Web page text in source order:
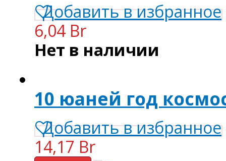
Добавить в избранное
6,04 Br
Нет в наличии
10 юаней год
Добавить в избранное
14,17 Br